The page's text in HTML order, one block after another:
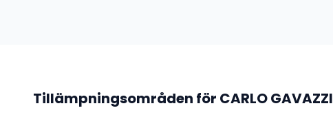
Tillämpningsområden för CARLO GAVAZZI